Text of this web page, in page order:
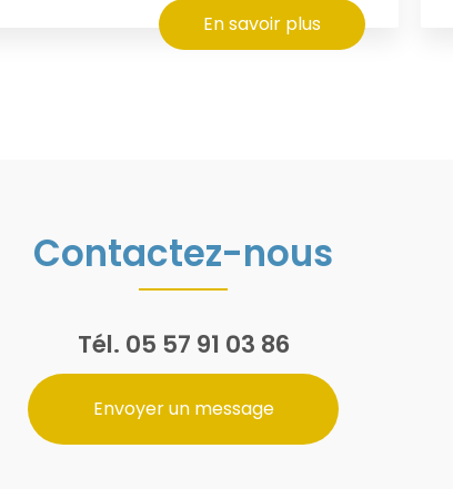
En savoir plus
Contactez-nous
Tél. 05 57 91 03 86
Envoyer un message